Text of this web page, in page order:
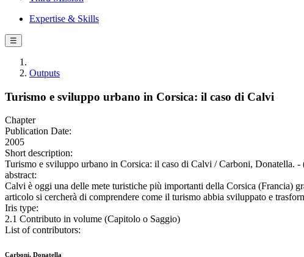
Expertise & Skills
☰
Outputs
Turismo e sviluppo urbano in Corsica: il caso di Calvi
Chapter
Publication Date:
2005
Short description:
Turismo e sviluppo urbano in Corsica: il caso di Calvi / Carboni, Donatella. -
abstract:
Calvi è oggi una delle mete turistiche più importanti della Corsica (Francia)
articolo si cercherà di comprendere come il turismo abbia sviluppato e
Iris type:
2.1 Contributo in volume (Capitolo o Saggio)
List of contributors:
Carboni, Donatella